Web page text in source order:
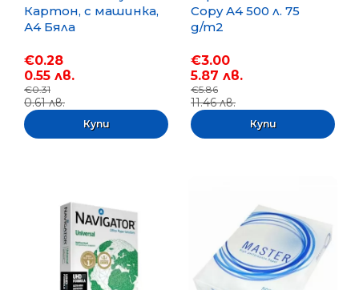
Картон, с машинка,
А4 Бяла
€0.28
0.55 лв.
€0.31
0.61 лв.
Copy A4 500 л. 75
g/m2
€3.00
5.87 лв.
€5.86
11.46 лв.